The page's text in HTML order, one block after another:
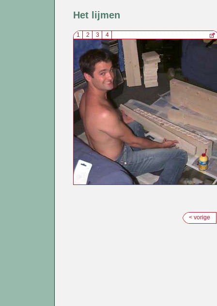
Het lijmen
1 2 3 4
< vorige